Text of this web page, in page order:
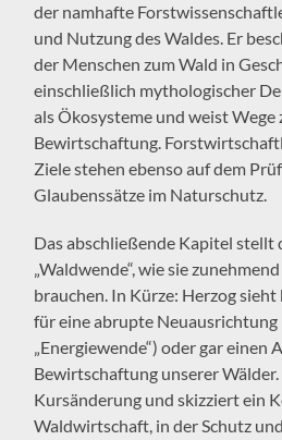
der namhafte
und Nutzung des Waldes. Er
der Menschen zum Wald in
einschließlich mythologischer
als Ökosysteme und weist
Bewirtschaftung.
Ziele stehen ebenso auf dem
Glaubenssätze im Naturschutz.
Das abschließende Kapitel stellt
„Waldwende“, wie sie
brauchen. In Kürze: Herzog
für eine abrupte Neuausrichtung
„Energiewende“) oder gar einen
Bewirtschaftung unserer
Kursänderung und skizziert ein
Waldwirtschaft, in der Schutz